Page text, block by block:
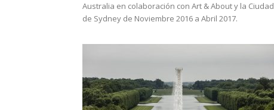
Australia en colaboración con Art & About y la Ciudad
de Sydney de Noviembre 2016 a Abril 2017.